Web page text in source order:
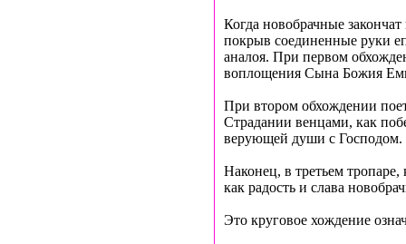
Когда новобрачные
покрыв соединенные руки
аналоя. При первом
воплощения Сына Божия
При втором обхождении
Страдании венцами, как
верующей души с Господом.
Наконец, в третьем
как радость и слава
Это круговое хождение